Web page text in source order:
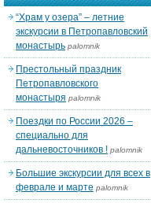
“Храм у озера” – летние
экскурсии в Петропавловский
монастырь palomnik
Престольный праздник
Петропавловского
монастыря palomnik
Поездки по России 2026 –
специально для
дальневосточников ! palomnik
Большие экскурсии для всех в
феврале и марте palomnik